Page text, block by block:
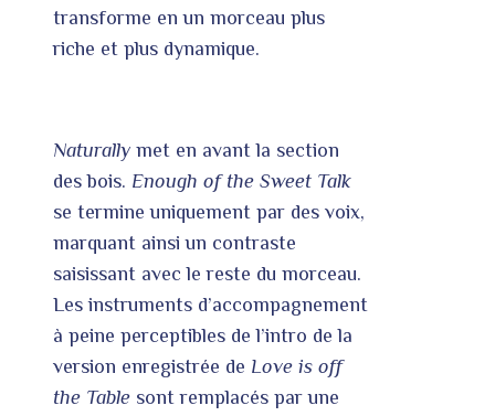
transforme en un morceau plus
riche et plus dynamique.
Naturally met en avant la section
des bois. Enough of the Sweet Talk
se termine uniquement par des voix,
marquant ainsi un contraste
saisissant avec le reste du morceau.
Les instruments d’accompagnement
à peine perceptibles de l’intro de la
version enregistrée de Love is off
the Table sont remplacés par une